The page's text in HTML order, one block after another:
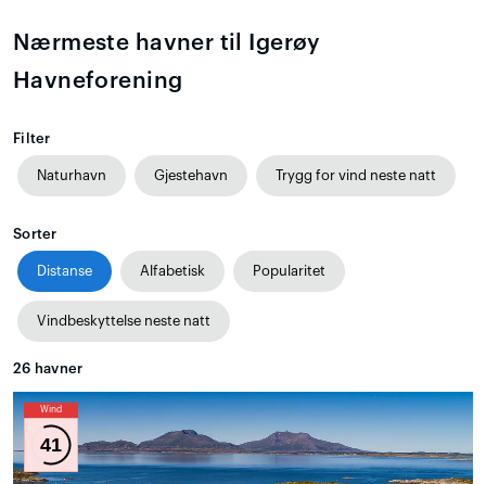
Nærmeste havner til Igerøy
Havneforening
Filter
Naturhavn Gjestehavn Trygg for vind neste natt
Sorter
Distanse Alfabetisk Popularitet
Vindbeskyttelse neste natt
26 havner
Wind
41